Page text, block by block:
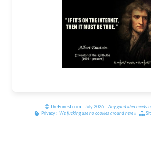
TheFunest.com - July 2026 - Any good idea needs
Privacy : We fucking use no cookies around here!!